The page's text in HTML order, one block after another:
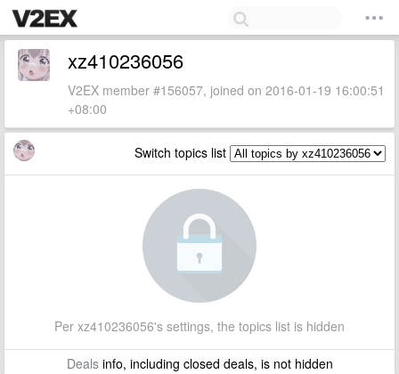
xz410236056
V2EX member #156057, joined on 2016-01-19 16:00:51
+08:00
Switch topics list
Per xz410236056's settings, the topics list is hidden
Dealsinfo, including closed deals, is not hidden